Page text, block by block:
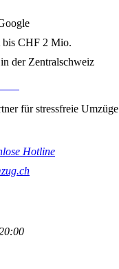
bis CHF 2 Mio.
der Zentralschweiz
für stressfreie Umzüge
Hotline